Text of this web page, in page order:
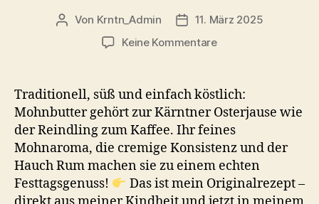
Beitragsautor
Von Krntn_Admin Veröffentlichungsdatum
11. März 2025
Keine Kommentarezu
–
Süßer
Aufstrich
zur
Osterjause
Traditionell, süß und einfach köstlich:
Mohnbutter gehört zur Kärntner Osterjause wie
der Reindling zum Kaffee. Ihr feines
Mohnaroma, die cremige Konsistenz und der
Hauch Rum machen sie zu einem echten
Festtagsgenuss!
Das ist mein Originalrezept –